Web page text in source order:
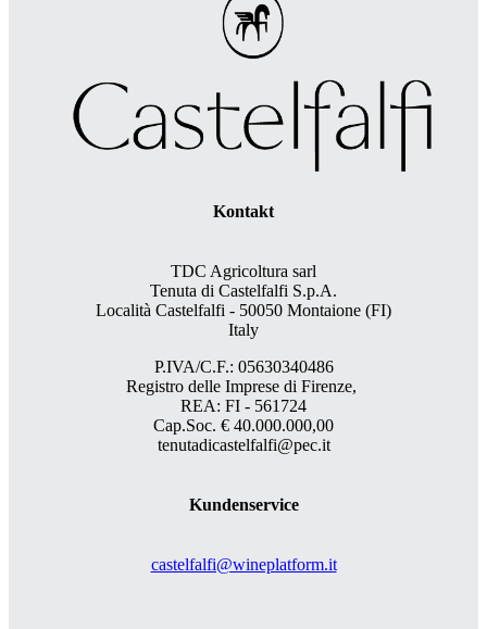
Kontakt
TDC Agricoltura sarl
Tenuta di Castelfalfi S.p.A.
Località Castelfalfi - 50050 Montaione (FI)
Italy
P.IVA/C.F.: 05630340486
Registro delle Imprese di Firenze,
REA: FI - 561724
Cap.Soc. € 40.000.000,00
tenutadicastelfalfi@pec.it
Kundenservice
castelfalfi@wineplatform.it